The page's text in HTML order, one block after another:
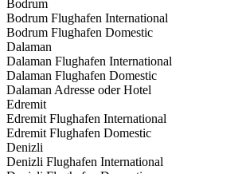
Bodrum
Bodrum Flughafen International
Bodrum Flughafen Domestic
Dalaman
Dalaman Flughafen International
Dalaman Flughafen Domestic
Dalaman Adresse oder Hotel
Edremit
Edremit Flughafen International
Edremit Flughafen Domestic
Denizli
Denizli Flughafen International